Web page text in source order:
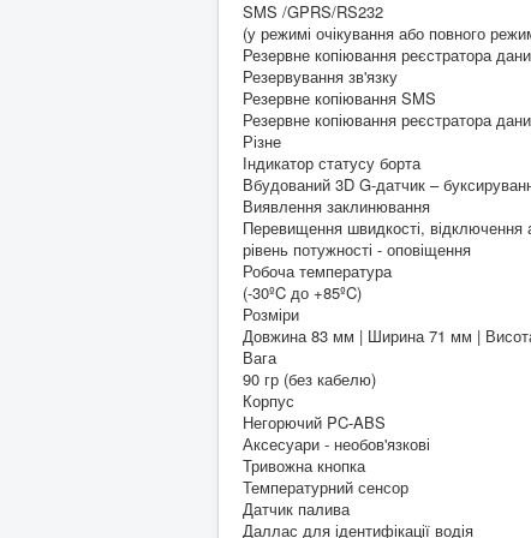
SMS /GPRS/RS232
(у режимі очікування або повного
Резервне копіювання реєстратора
Резервування зв'язку
Резервне копіювання SMS
Резервне копіювання реєстратора
Різне
Індикатор статусу борта
Вбудований 3D G-датчик –
Виявлення заклинювання
Перевищення швидкості, відключення
рівень потужності - оповіщення
Робоча температура
(-30ºC до +85ºC)
Розміри
Довжина 83 мм | Ширина 71 мм |
Вага
90 гр (без кабелю)
Корпус
Негорючий PC-ABS
Аксесуари - необов'язкові
Тривожна кнопка
Температурний сенсор
Датчик палива
Даллас для ідентифікації водія